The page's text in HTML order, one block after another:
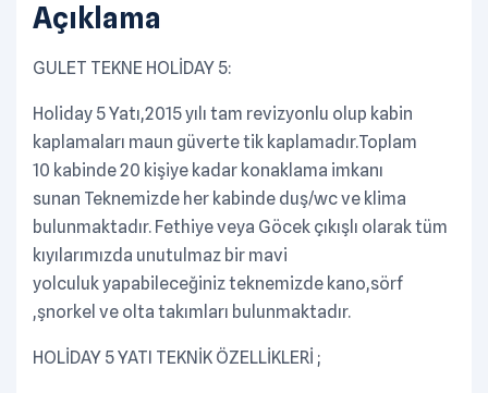
Açıklama
GULET TEKNE HOLİDAY 5:
Holiday 5 Yatı,2015 yılı tam revizyonlu olup kabin
kaplamaları maun güverte tik kaplamadır.Toplam
10 kabinde 20 kişiye kadar konaklama imkanı
sunan Teknemizde her kabinde duş/wc ve klima
bulunmaktadır. Fethiye veya Göcek çıkışlı olarak tüm
kıyılarımızda unutulmaz bir mavi
yolculuk yapabileceğiniz teknemizde kano,sörf
,şnorkel ve olta takımları bulunmaktadır.
HOLİDAY 5 YATI TEKNİK ÖZELLİKLERİ ;